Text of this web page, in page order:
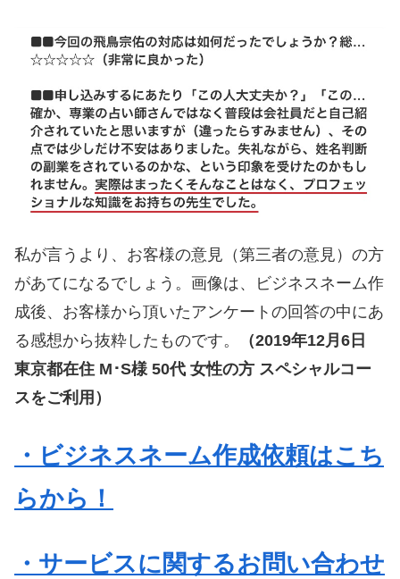
私が言うより、お客様の意見（第三者の意見）の方
があてになるでしょう。画像は、ビジネスネーム作
成後、お客様から頂いたアンケートの回答の中にあ
る感想から抜粋したものです。
（2019年12月6日
東京都在住 M･S様 50代 女性の方 スペシャルコー
スをご利用）
・ビジネスネーム作成依頼はこち
らから！
・サービスに関するお問い合わせ